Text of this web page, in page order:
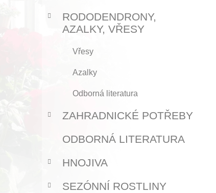
RODODENDRONY,
AZALKY, VŘESY
Vřesy
Azalky
Odborná literatura
ZAHRADNICKÉ POTŘEBY
ODBORNÁ LITERATURA
HNOJIVA
SEZÓNNÍ ROSTLINY